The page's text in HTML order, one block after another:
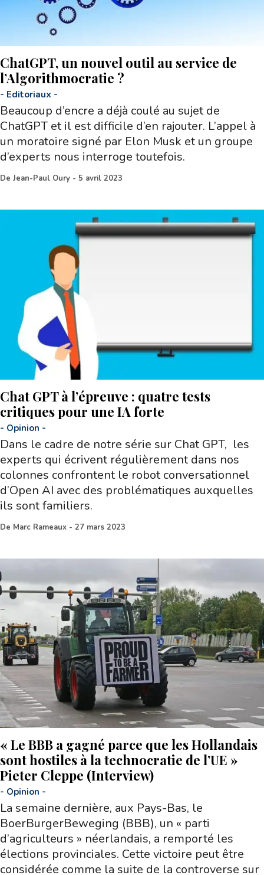
ChatGPT, un nouvel outil au service de
l’Algorithmocratie ?
- Editoriaux -
Beaucoup d’encre a déjà coulé au sujet de
ChatGPT et il est difficile d’en rajouter. L’appel à
un moratoire signé par Elon Musk et un groupe
d’experts nous interroge toutefois.
De Jean-Paul Oury - 5 avril 2023
Chat GPT à l’épreuve : quatre tests
critiques pour une IA forte
- Opinion -
Dans le cadre de notre série sur Chat GPT, les
experts qui écrivent régulièrement dans nos
colonnes confrontent le robot conversationnel
d’Open AI avec des problématiques auxquelles
ils sont familiers.
De Marc Rameaux - 27 mars 2023
« Le BBB a gagné parce que les Hollandais
sont hostiles à la technocratie de l’UE »
Pieter Cleppe (Interview)
- Opinion -
La semaine dernière, aux Pays-Bas, le
BoerBurgerBeweging (BBB), un « parti
d’agriculteurs » néerlandais, a remporté les
élections provinciales. Cette victoire peut être
considérée comme la suite de la controverse sur